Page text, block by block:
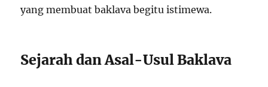
yang membuat baklava begitu istimewa.
Sejarah dan Asal-Usul Baklava